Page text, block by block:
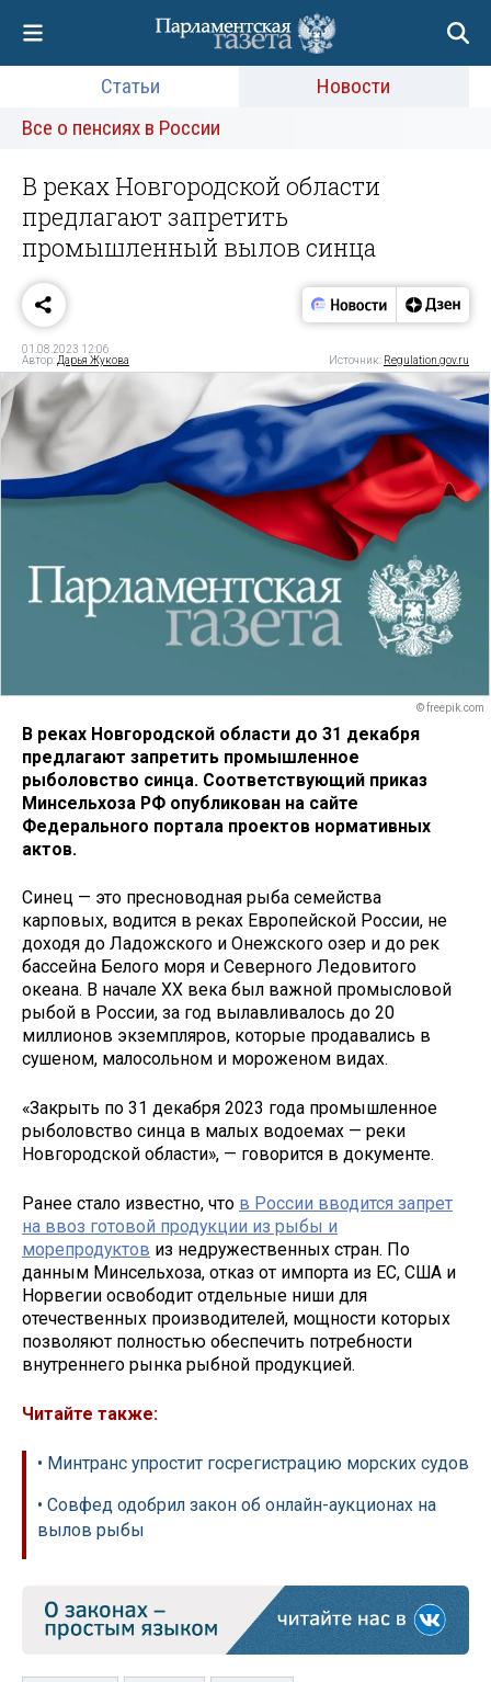
Статьи
Новости
Все о пенсиях в России
В реках Новгородской области
предлагают запретить
промышленный вылов синца
01.08.2023 12:06
Автор: Дарья Жукова Источник: Regulation.gov.ru
© freepik.com
В реках Новгородской области до 31 декабря
предлагают запретить промышленное
рыболовство синца. Соответствующий приказ
Минсельхоза РФ опубликован на сайте
Федерального портала проектов нормативных
актов.
Синец — это пресноводная рыба семейства
карповых, водится в реках Европейской России, не
доходя до Ладожского и Онежского озер и до рек
бассейна Белого моря и Северного Ледовитого
океана. В начале XX века был важной промысловой
рыбой в России, за год вылавливалось до 20
миллионов экземпляров, которые продавались в
сушеном, малосольном и мороженом видах.
«Закрыть по 31 декабря 2023 года промышленное
рыболовство синца в малых водоемах — реки
Новгородской области», — говорится в документе.
Ранее стало известно, что в России вводится запрет
на ввоз готовой продукции из рыбы и
морепродуктов из недружественных стран. По
данным Минсельхоза, отказ от импорта из ЕС, США и
Норвегии освободит отдельные ниши для
отечественных производителей, мощности которых
позволяют полностью обеспечить потребности
внутреннего рынка рыбной продукцией.
Читайте также:
• Минтранс упростит госрегистрацию морских судов
• Совфед одобрил закон об онлайн-аукционах на
вылов рыбы